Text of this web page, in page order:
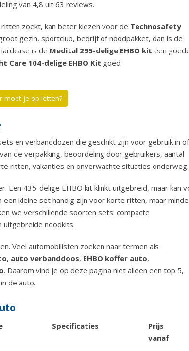
van 4,8 uit 63 reviews.
zoekt, kan beter kiezen voor de Technosafety
gezin, sportclub, bedrijf of noodpakket, dan is de
is de Medital 295-delige EHBO kit een
Care 104-delige EHBO Kit goed.
moet je op letten?
en verbanddozen die geschikt zijn voor gebruik in of
de verpakking, beoordeling door gebruikers, aantal
ritten, vakanties en onverwachte situaties onderweg.
Een 435-delige EHBO kit klinkt uitgebreid, maar kan
kleine set handig zijn voor korte ritten, maar
we verschillende soorten sets: compacte
uitgebreide noodkits.
Veel automobilisten zoeken naar termen als
, auto verbanddoos, EHBO koffer auto,
. Daarom vind je op deze pagina niet alleen een top 5,
de auto.
Specificaties
Prijs
vanaf